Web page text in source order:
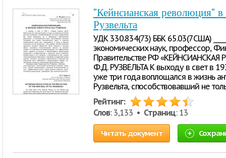
"Кейнсианская революция"
Рузвельта
УДК 330.834(73) ББК 65.03(7США)
экономических наук, профессор,
Правительстве РФ
Ф.Д. РУЗВЕЛЬТА К выходу в свет в
уже три года воплощался в жизнь
Рузвельта, способствовавший не
Рейтинг:
Слов: 3,133 • Страниц: 13
Читать документ